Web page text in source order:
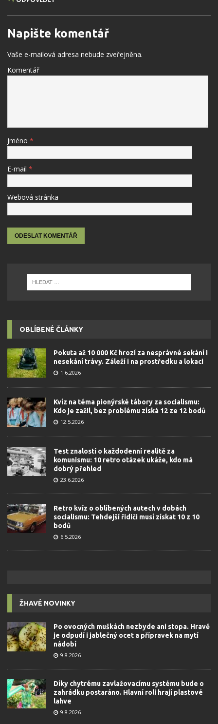
Napište komentář
Vaše e-mailová adresa nebude zveřejněna.
Komentář
Jméno *
E-mail *
Webová stránka
OBLÍBENÉ ČLÁNKY
Pokuta až 10 000 Kč hrozí za nesprávné sekání i
nesekání trávy. Záleží i na prostředku a lokaci
1.6.2026
Kvíz na téma pionýrské tábory za socialismu:
Kdo je zažil, bez problému získá 12 ze 12 bodů
12.5.2026
Test znalostí o každodenní realitě za
komunismu: 10 retro otázek ukáže, kdo má
dobrý přehled
23.6.2026
Retro kvíz o oblíbených autech v dobách
socialismu: Tehdejší řidiči musí získat 10 z 10
bodů
6.5.2026
ŽHAVÉ NOVINKY
Po ovocných muškách nezbyde ani stopa. Hravě
je odpudí i jablečný ocet a přípravek na mytí
nádobí
9.8.2026
Díky chytrému zavlažovacímu systému bude o
zahrádku postaráno. Hlavní roli hrají plastové
lahve
9.8.2026